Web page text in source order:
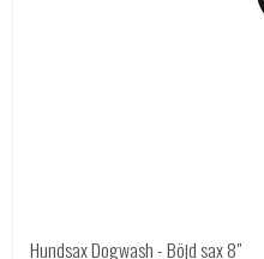
Hundsax Dogwash - Böjd sax 8"